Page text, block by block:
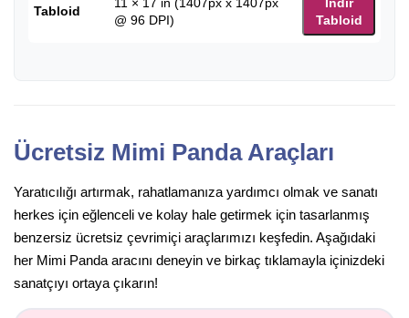
Tabloid
@ 96 DPI)
Tabloid
Ücretsiz Mimi Panda Araçları
Yaratıcılığı artırmak, rahatlamanıza yardımcı olmak ve sanatı
herkes için eğlenceli ve kolay hale getirmek için tasarlanmış
benzersiz ücretsiz çevrimiçi araçlarımızı keşfedin. Aşağıdaki
her Mimi Panda aracını deneyin ve birkaç tıklamayla içinizdeki
sanatçıyı ortaya çıkarın!